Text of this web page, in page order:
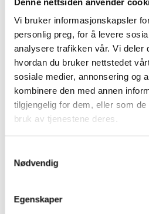
Vi bruker informasjonskapsler
personlig preg, for å levere
analysere trafikken vår. Vi deler
hvordan du bruker nettstedet
sosiale medier, annonsering og
kombinere den med annen
tilgjengelig for dem, eller som
bruk av tjenestene deres.
Nødvendig
Egenskaper
2022-04-25 14:02
Ole-Finn Håndlykken til NCC
2021-04-28 14:09
NCC har startet opp ny